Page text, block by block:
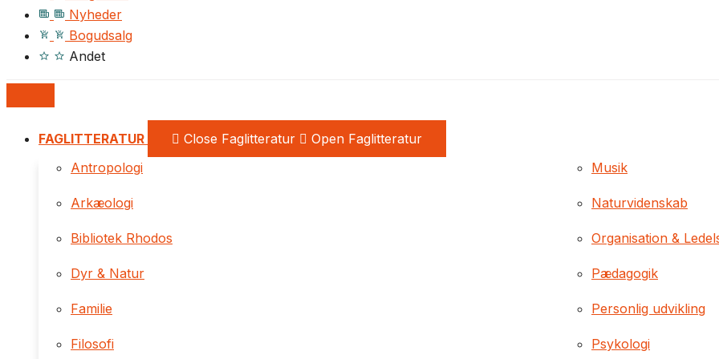
Nyheder
Bogudsalg
Andet
FAGLITTERATUR Close Faglitteratur
Open Faglitteratur
Antropologi
Arkæologi
Bibliotek Rhodos
Dyr & Natur
Familie
Filosofi
Musik
Naturvidenskab
Organisation &
Pædagogik
Personlig udvikling
Psykologi